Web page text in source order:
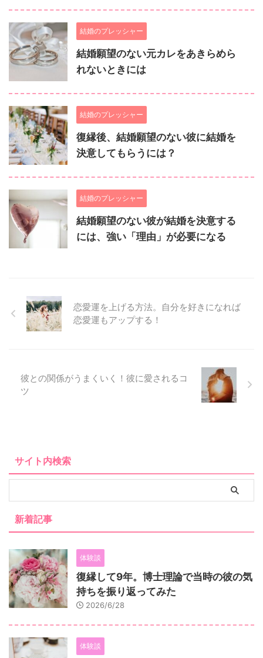
結婚のプレッシャー
結婚願望のない元カレをあきらめら
れないときには
結婚のプレッシャー
復縁後、結婚願望のない彼に結婚を
決意してもらうには？
結婚のプレッシャー
結婚願望のない彼が結婚を決意する
には、強い「理由」が必要になる
恋愛運を上げる方法。自分を好きになれば
恋愛運もアップする！
彼との関係がうまくいく！彼に愛されるコ
ツ
サイト内検索
新着記事
体験談
復縁して9年。博士理論で当時の彼の気
持ちを振り返ってみた
2026/6/28
体験談